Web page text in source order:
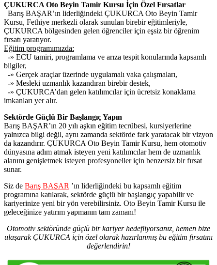
ÇUKURCA Oto Beyin Tamir Kursu İçin Özel Fırsatlar
Barış BAŞAR’ın liderliğindeki ÇUKURCA Oto Beyin Tamir
Kursu, Fethiye merkezli olarak sunulan birebir eğitimleriyle,
ÇUKURCA bölgesinden gelen öğrenciler için eşsiz bir öğrenim
fırsatı yaratıyor.
Eğitim programımızda:
-» ECU tamiri, programlama ve arıza tespit konularında kapsamlı
bilgiler,
-» Gerçek araçlar üzerinde uygulamalı vaka çalışmaları,
-» Mesleki uzmanlık kazandıran birebir destek,
-» ÇUKURCA’dan gelen katılımcılar için ücretsiz konaklama
imkanları yer alır.
Sektörde Güçlü Bir Başlangıç Yapın
Barış BAŞAR’ın 20 yılı aşkın eğitim tecrübesi, kursiyerlerine
yalnızca bilgi değil, aynı zamanda sektörde fark yaratacak bir vizyon
da kazandırır. ÇUKURCA Oto Beyin Tamir Kursu, hem otomotiv
dünyasına adım atmak isteyen yeni katılımcılar hem de uzmanlık
alanını genişletmek isteyen profesyoneller için benzersiz bir fırsat
sunar.
Siz de Barış BAŞAR ’ın liderliğindeki bu kapsamlı eğitim
programına katılarak, sektörde güçlü bir başlangıç yapabilir ve
kariyerinize yeni bir yön verebilirsiniz. Oto Beyin Tamir Kursu ile
geleceğinize yatırım yapmanın tam zamanı!
Otomotiv sektöründe güçlü bir kariyer hedefliyorsanız, hemen bize
ulaşarak ÇUKURCA için özel olarak hazırlanmış bu eğitim fırsatını
değerlendirin!